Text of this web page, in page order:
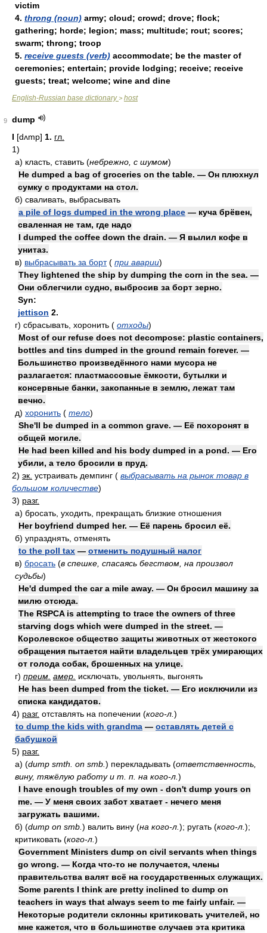
victim
4. throng (noun) army; cloud; crowd; drove; flock;
gathering; horde; legion; mass; multitude; rout; scores;
swarm; throng; troop
5. receive guests (verb) accommodate; be the master of
ceremonies; entertain; provide lodging; receive; receive
guests; treat; welcome; wine and dine
English-Russian base dictionary> host
9
dump
I [dʌmp] 1. гл.
1)
а) класть, ставить (небрежно, с шумом)
He dumped a bag of groceries on the table. — Он плюхнул
сумку с продуктами на стол.
б) сваливать, выбрасывать
a pile of logs dumped in the wrong place — куча брёвен,
сваленная не там, где надо
I dumped the coffee down the drain. — Я вылил кофе в
унитаз.
в) выбрасывать за борт ( при аварии)
They lightened the ship by dumping the corn in the sea. —
Они облегчили судно, выбросив за борт зерно.
Syn:
jettison 2.
г) сбрасывать, хоронить ( отходы)
Most of our refuse does not decompose: plastic containers,
bottles and tins dumped in the ground remain forever. —
Большинство произведённого нами мусора не
разлагается: пластмассовые ёмкости, бутылки и
консервные банки, закопанные в землю, лежат там
вечно.
д) хоронить ( тело)
She'll be dumped in a common grave. — Её похоронят в
общей могиле.
He had been killed and his body dumped in a pond. — Его
убили, а тело бросили в пруд.
2) эк. устраивать демпинг ( выбрасывать на рынок товар в
большом количестве)
3) разг.
а) бросать, уходить, прекращать близкие отношения
Her boyfriend dumped her. — Её парень бросил её.
б) упразднять, отменять
to the poll tax — отменить подушный налог
в) бросать (в спешке, спасаясь бегством, на произвол
судьбы)
He'd dumped the car a mile away. — Он бросил машину за
милю отсюда.
The RSPCA is attempting to trace the owners of three
starving dogs which were dumped in the street. —
Королевское общество защиты животных от жестокого
обращения пытается найти владельцев трёх умирающих
от голода собак, брошенных на улице.
г) преим. амер. исключать, увольнять, выгонять
He has been dumped from the ticket. — Его исключили из
списка кандидатов.
4) разг. отставлять на попечении (кого-л. )
to dump the kids with grandma — оставлять детей с
бабушкой
5) разг.
а) (dump smth. on smb. ) перекладывать (ответственность,
вину, тяжёлую работу и т. п. на кого-л. )
I have enough troubles of my own - don't dump yours on
me. — У меня своих забот хватает - нечего меня
загружать вашими.
б) (dump on smb. ) валить вину (на кого-л. ); ругать (кого-л. );
критиковать (кого-л. )
Government Ministers dump on civil servants when things
go wrong. — Когда что-то не получается, члены
правительства валят всё на государственных служащих.
Some parents I think are pretty inclined to dump on
teachers in ways that always seem to me fairly unfair. —
Некоторые родители склонны критиковать учителей, но
мне кажется, что в большинстве случаев эта критика